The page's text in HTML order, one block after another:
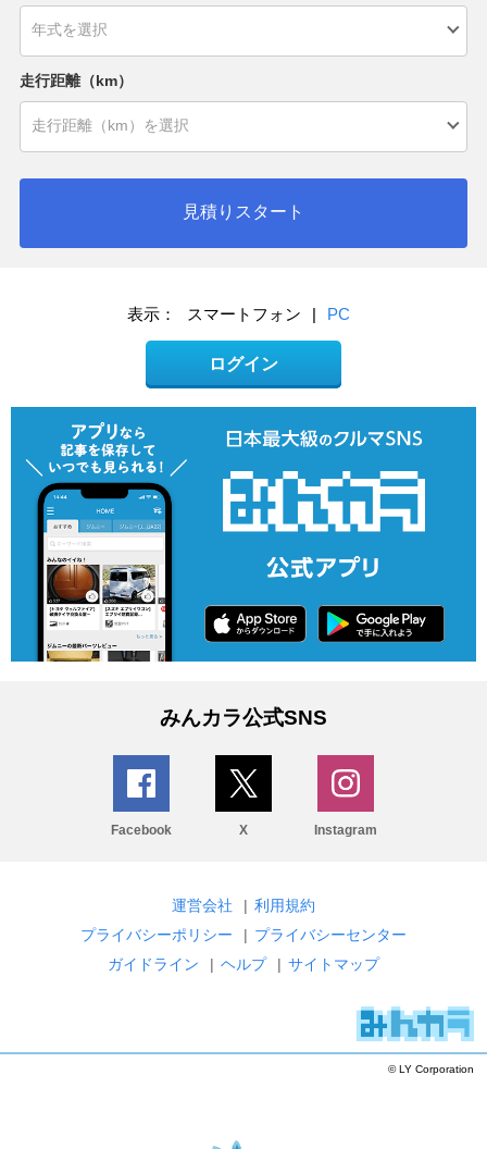
走行距離（km）
見積りスタート
表示： スマートフォン | PC
ログイン
みんカラ公式SNS
Facebook X Instagram
運営会社 | 利用規約
プライバシーポリシー
| プライバシーセンター
ガイドライン
| ヘルプ | サイトマップ
© LY Corporation